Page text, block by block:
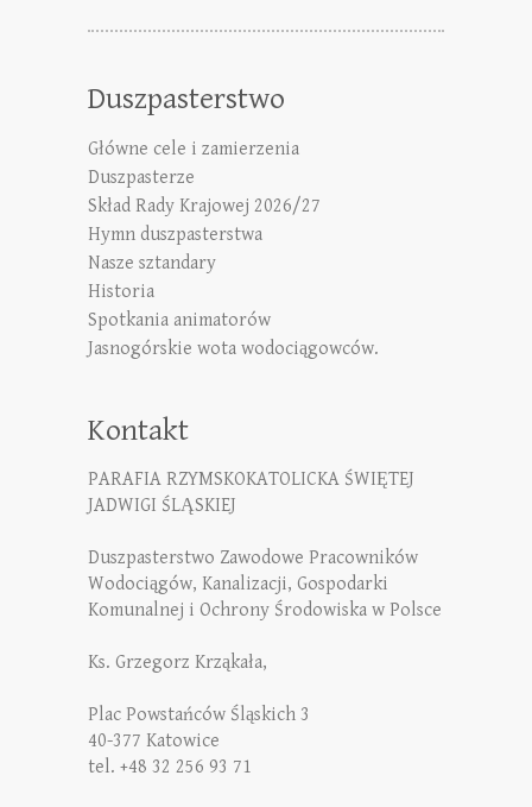
Duszpasterstwo
Główne cele i zamierzenia
Duszpasterze
Skład Rady Krajowej 2026/27
Hymn duszpasterstwa
Nasze sztandary
Historia
Spotkania animatorów
Jasnogórskie wota wodociągowców.
Kontakt
PARAFIA RZYMSKOKATOLICKA ŚWIĘTEJ
JADWIGI ŚLĄSKIEJ
Duszpasterstwo Zawodowe Pracowników
Wodociągów, Kanalizacji, Gospodarki
Komunalnej i Ochrony Środowiska w Polsce
Ks. Grzegorz Krząkała,
Plac Powstańców Śląskich 3
40-377 Katowice
tel. +48 32 256 93 71